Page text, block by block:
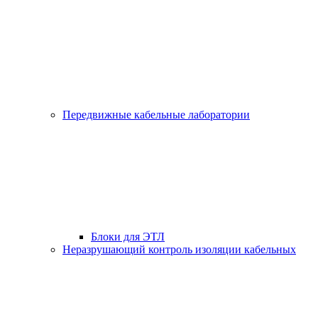
Передвижные кабельные лаборатории
Блоки для ЭТЛ
Неразрушающий контроль изоляции кабельных